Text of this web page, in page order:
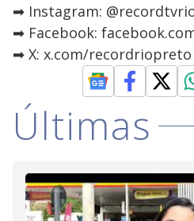
➡ Instagram:
➡ Facebook:
➡ X: x.com/recordriopreto
Últimas